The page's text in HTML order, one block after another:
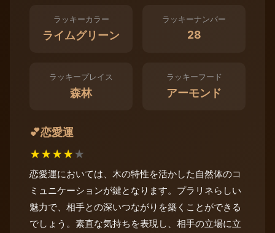
ラッキーカラー
ライムグリーン
ラッキーナンバー
28
ラッキープレイス
森林
ラッキーフード
アーモンド
💕恋愛運
★★★★★
恋愛運においては、木の特性を活かした自然体のコ
ミュニケーションが鍵となります。プラリネらしい
魅力で、相手との深いつながりを築くことができる
でしょう。素直な気持ちを表現し、相手の立場に立